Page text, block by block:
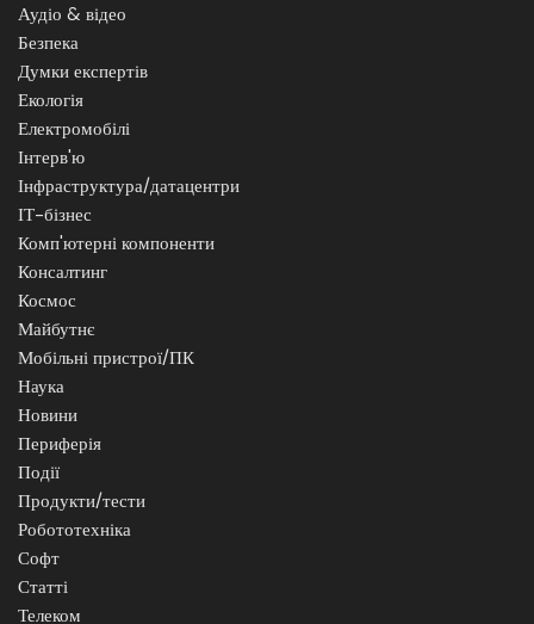
Аудіо & відео
Безпека
Думки експертів
Екологія
Електромобілі
Інтерв'ю
Інфраструктура/датацентри
ІТ-бізнес
Комп'ютерні компоненти
Консалтинг
Космос
Майбутнє
Мобільні пристрої/ПК
Наука
Новини
Периферія
Події
Продукти/тести
Робототехніка
Софт
Статті
Телеком